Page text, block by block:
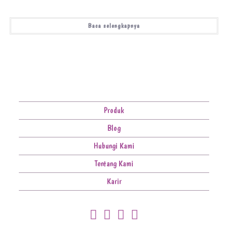
Baca selengkapnya
Produk
Blog
Hubungi Kami
Tentang Kami
Karir